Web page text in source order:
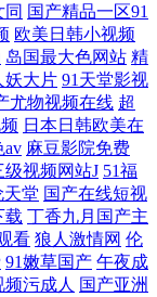
国产精品一区91
欧美日韩小视频
岛国最大色网站 精
妖大片 91天堂影视
尤物视频在线 超
日本日韩欧美在
av 麻豆影院免费
级视频网站J 51福
天堂 国产在线短视
载 丁香九月国产主
看 狼人激情网 伦
91嫩草国产 午夜成
污成人 国产亚洲